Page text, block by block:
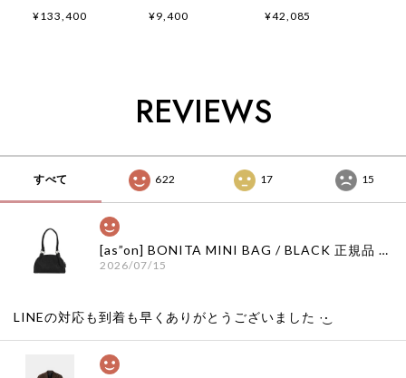
正規品 韓国ブランド
¥133,400
品 韓国ブランド 韓
¥9,400
規品 韓国ブランド
¥42,085
REVIEWS
すべて 622 17 15
[as”on] BONITA MINI BAG / BLACK 正規品 韓国ブランド 韓国通販 韓国代行 韓国ファッション as on ason エズオン アズオン
2026/07/15
LINEの対応も到着も早くありがとうございました‪ ·͜·